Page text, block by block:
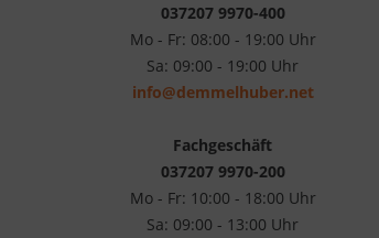
037207 9970-400
Mo - Fr: 08:00 - 19:00 Uhr
Sa: 09:00 - 19:00 Uhr
info@demmelhuber.net
Fachgeschäft
037207 9970-200
Mo - Fr: 10:00 - 18:00 Uhr
Sa: 09:00 - 13:00 Uhr